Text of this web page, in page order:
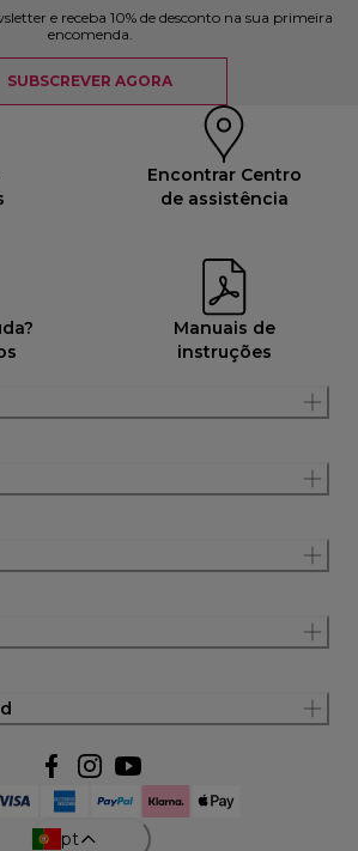
e receba 10% de desconto na sua primeira
encomenda.
SUBSCREVER AGORA
Encontrar Centro
de assistência
Manuais de
instruções
pt